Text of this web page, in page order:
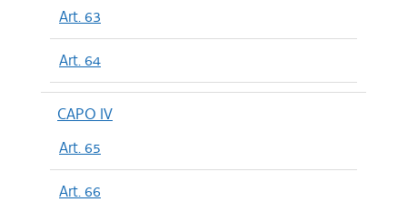
Art. 63
Art. 64
CAPO IV
Art. 65
Art. 66